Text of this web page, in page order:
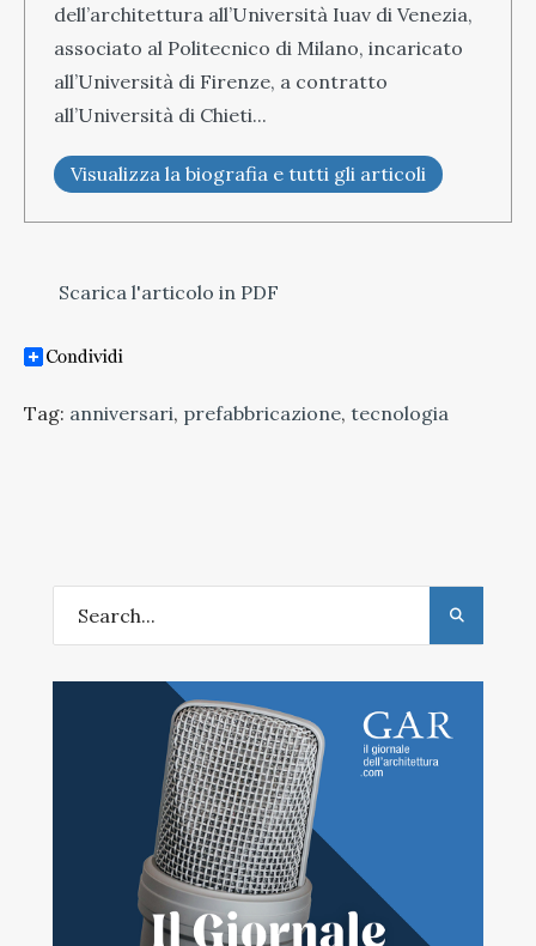
dell’architettura all’Università Iuav di Venezia,
associato al Politecnico di Milano, incaricato
all’Università di Firenze, a contratto
all’Università di Chieti...
Visualizza la biografia e tutti gli articoli
Scarica l'articolo in PDF
Tag: anniversari, prefabbricazione, tecnologia